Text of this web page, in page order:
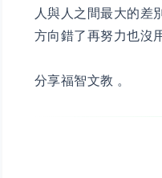
人與人之間最大的差
方向錯了再努力也沒
分享福智文教 。